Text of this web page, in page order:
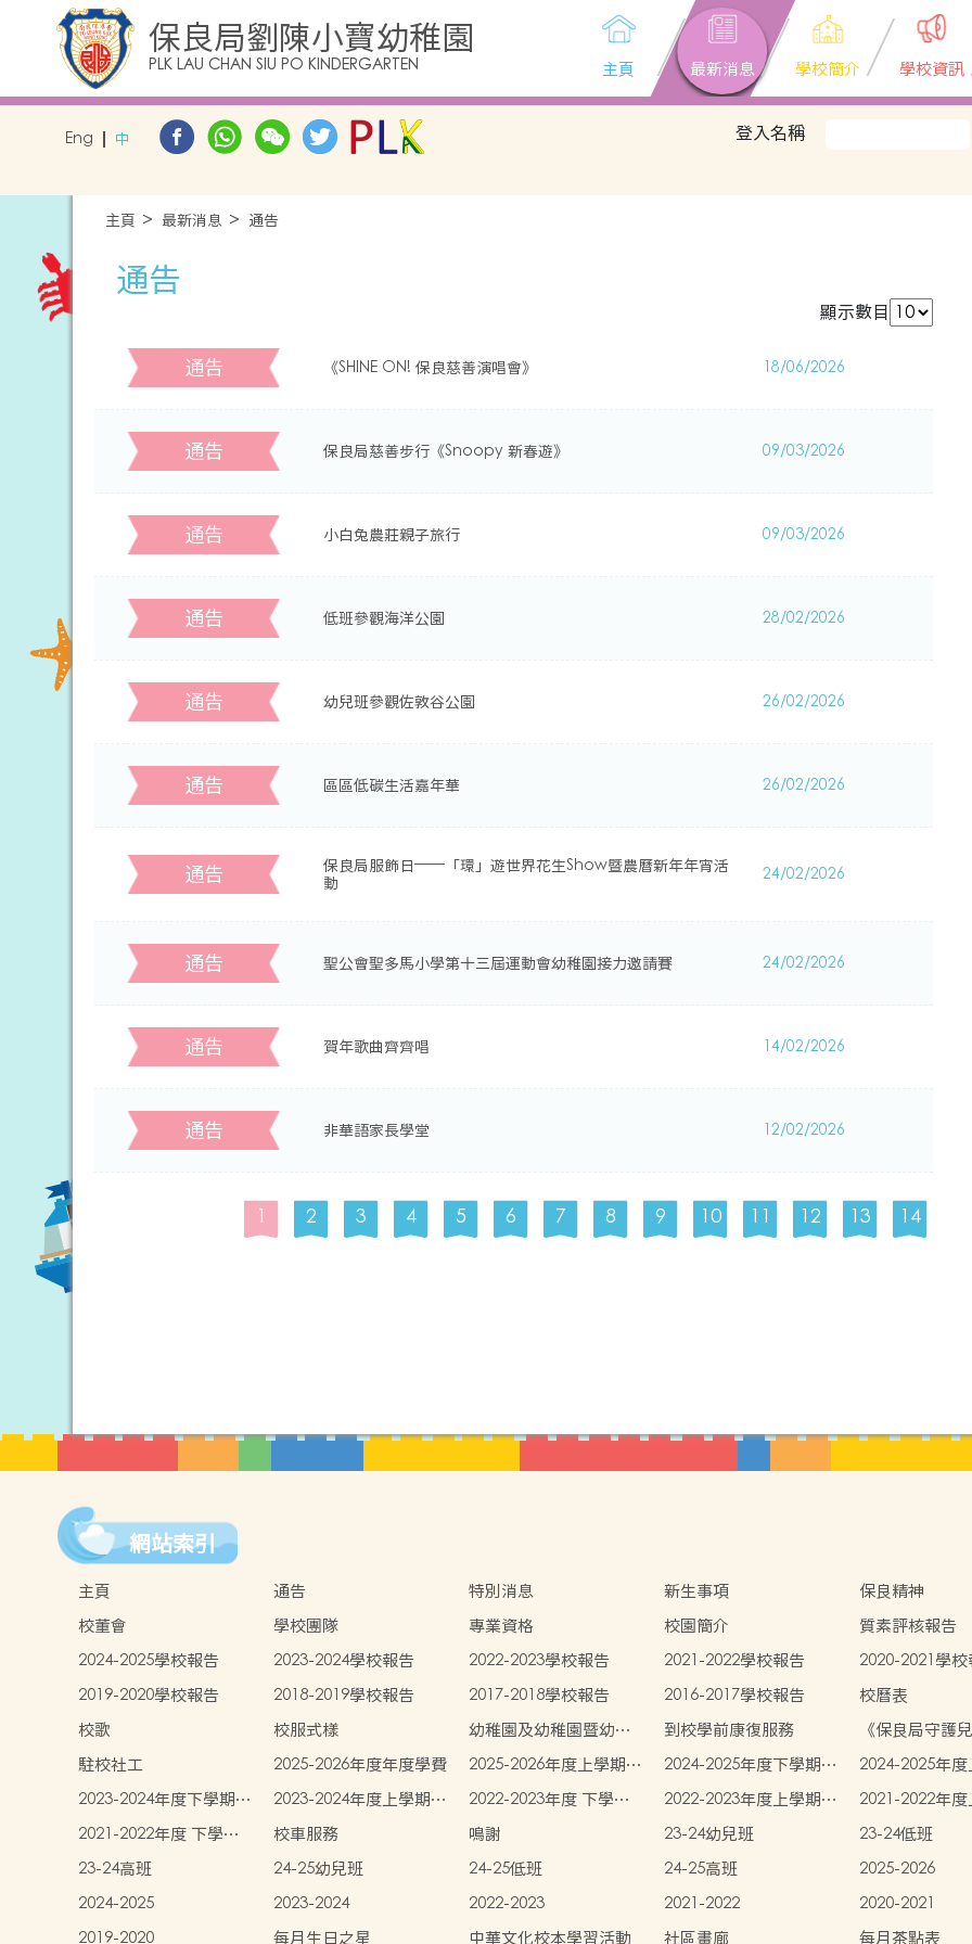
保良局劉陳小寶幼稚園
PLK LAU CHAN SIU PO KINDERGARTEN 主頁 最新消息 學校簡介 學校資訊
Eng 中 登入名稱
主頁 最新消息 通告
通告
顯示數目
通告 《SHINE ON! 保良慈善演唱會》 18/06/2026
通告 保良局慈善步行《Snoopy 新春遊》 09/03/2026
通告 小白兔農莊親子旅行 09/03/2026
通告 低班參觀海洋公園 28/02/2026
通告 幼兒班參觀佐敦谷公園 26/02/2026
通告 區區低碳生活嘉年華 26/02/2026
通告
保良局服飾日——「環」遊世界花生Show暨農曆新年年宵活
動
24/02/2026
通告 聖公會聖多馬小學第十三屆運動會幼稚園接力邀請賽 24/02/2026
通告 賀年歌曲齊齊唱 14/02/2026
通告 非華語家長學堂 12/02/2026
1 2 3 4 5 6 7 8 9 10 11 12 13 14
網站索引
主頁 通告 特別消息 新生事項
保良精神
校董會
學校團隊 專業資格 校園簡介
質素評核報告
2024-2025學校報告
2023-2024學校報告 2022-2023學校報告 2021-2022學校報告
2020-2021學
2019-2020學校報告
2018-2019學校報告 2017-2018學校報告 2016-2017學校報告
校曆表
校歌
校服式樣
幼稚園及幼稚園暨幼兒
中心概覽
到校學前康復服務
《保良局守護
》
駐校社工 2025-2026年度年度學費
2025-2026年度上學期學
生書簿雜費價目表
2024-2025年度下學期學
生書簿雜費價目表
2024-2025年
生書簿雜費價
2023-2024年度下學期學
生書簿雜費價目表
2023-2024年度上學期學
生書簿雜費價目表
2022-2023年度 下學期
學生書簿雜費價目表
2022-2023年度上學期學
生書簿雜費價目表
2021-2022年
生書簿雜費價
2021-2022年度 下學期
學生書簿雜費價目表
校車服務 鳴謝 23-24幼兒班
23-24低班
23-24高班
24-25幼兒班 24-25低班 24-25高班
2025-2026
2024-2025
2023-2024 2022-2023 2021-2022
2020-2021
2019-2020
每月生日之星 中華文化校本學習活動 社區畫廊 每月茶點表